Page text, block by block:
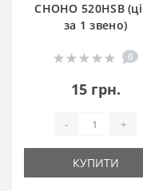
СHOHO 520HSB
за 1 звено)
0
15 грн.
- +
КУПИТИ